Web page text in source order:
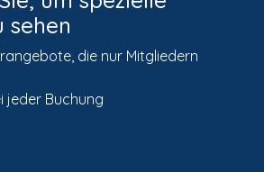
sehen
die nur Mitgliedern
jeder Buchung